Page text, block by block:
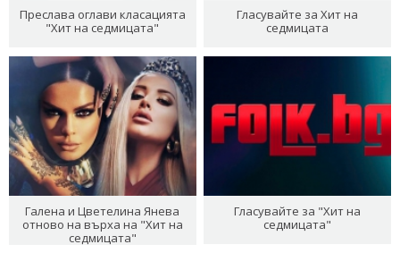
Преслава оглави класацията
"Хит на седмицата"
Гласувайте за Хит на
седмицата
Галена и Цветелина Янева
отново на върха на "Хит на
седмицата"
Гласувайте за "Хит на
седмицата"